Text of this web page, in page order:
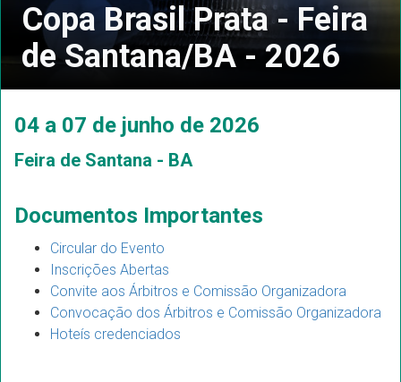
Copa Brasil Prata - Feira
de Santana/BA - 2026
04 a 07 de junho de 2026
Feira de Santana - BA
Documentos Importantes
Circular do Evento
Inscrições Abertas
Convite aos Árbitros e Comissão Organizadora
Convocação dos Árbitros e Comissão Organizadora
Hoteís credenciados